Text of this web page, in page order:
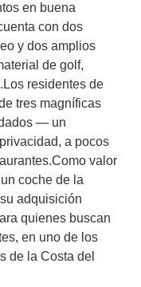
en buena
con dos
y dos amplios
de golf,
residentes de
tres magníficas
— un
a pocos
valor
coche de la
‌adquisición
‌quienes ‌buscan
‌en ‌uno de ‌los
‌de ‌la ‌Costa ‌del